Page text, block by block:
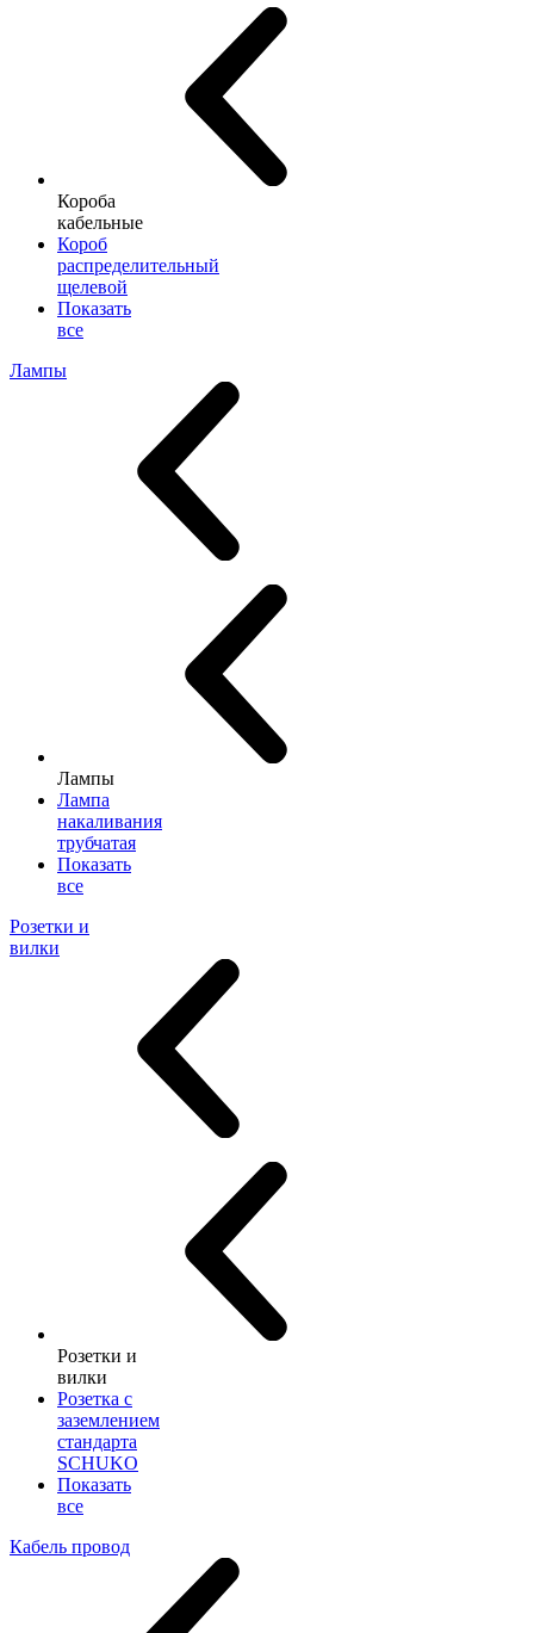
Короба
кабельные
Короб
распределительный
щелевой
Показать
все
Лампы
Лампы
Лампа
накаливания
трубчатая
Показать
все
Розетки и
вилки
Розетки и
вилки
Розетка с
заземлением
стандарта
SCHUKO
Показать
все
Кабель провод